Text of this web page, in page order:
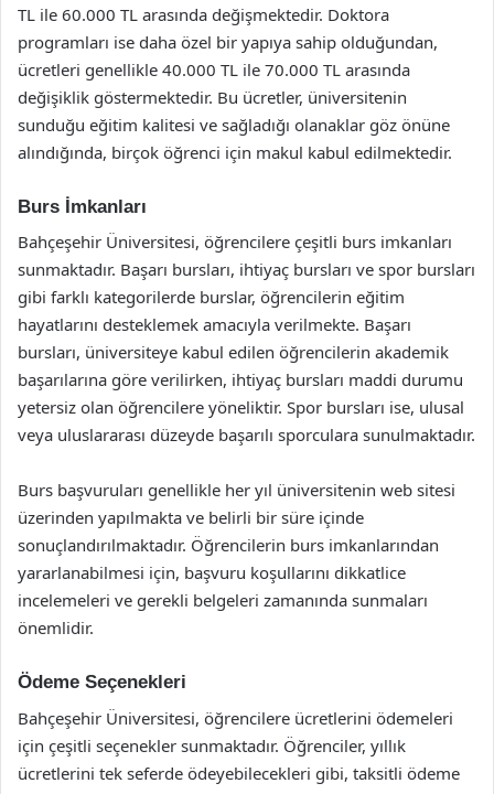
TL ile 60.000 TL arasında değişmektedir. Doktora
programları ise daha özel bir yapıya sahip olduğundan,
ücretleri genellikle 40.000 TL ile 70.000 TL arasında
değişiklik göstermektedir. Bu ücretler, üniversitenin
sunduğu eğitim kalitesi ve sağladığı olanaklar göz önüne
alındığında, birçok öğrenci için makul kabul edilmektedir.
Burs İmkanları
Bahçeşehir Üniversitesi, öğrencilere çeşitli burs imkanları
sunmaktadır. Başarı bursları, ihtiyaç bursları ve spor bursları
gibi farklı kategorilerde burslar, öğrencilerin eğitim
hayatlarını desteklemek amacıyla verilmekte. Başarı
bursları, üniversiteye kabul edilen öğrencilerin akademik
başarılarına göre verilirken, ihtiyaç bursları maddi durumu
yetersiz olan öğrencilere yöneliktir. Spor bursları ise, ulusal
veya uluslararası düzeyde başarılı sporculara sunulmaktadır.
Burs başvuruları genellikle her yıl üniversitenin web sitesi
üzerinden yapılmakta ve belirli bir süre içinde
sonuçlandırılmaktadır. Öğrencilerin burs imkanlarından
yararlanabilmesi için, başvuru koşullarını dikkatlice
incelemeleri ve gerekli belgeleri zamanında sunmaları
önemlidir.
Ödeme Seçenekleri
Bahçeşehir Üniversitesi, öğrencilere ücretlerini ödemeleri
için çeşitli seçenekler sunmaktadır. Öğrenciler, yıllık
ücretlerini tek seferde ödeyebilecekleri gibi, taksitli ödeme